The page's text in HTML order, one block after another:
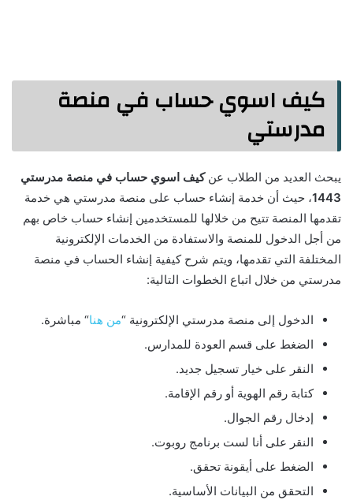
كيف اسوي حساب في منصة
مدرستي
يبحث العديد من الطلاب عنكيف اسوي حساب في منصة مدرستي
1443، حيث أن خدمة إنشاء حساب على منصة مدرستي هي خدمة
تقدمها المنصة تتيح من خلالها للمستخدمين إنشاء حساب خاص بهم
من أجل الدخول للمنصة والاستفادة من الخدمات الإلكترونية
المختلفة التي تقدمها، ويتم شرح كيفية إنشاء الحساب في منصة
مدرستي من خلال اتباع الخطوات التالية:
الدخول إلى منصة مدرستي الإلكترونية “من هنا“ مباشرة.
الضغط على قسم العودة للمدارس.
النقر على خيار تسجيل جديد.
كتابة رقم الهوية أو رقم الإقامة.
إدخال رقم الجوال.
النقر على أنا لست برنامج روبوت.
الضغط على أيقونة تحقق.
التحقق من البيانات الأساسية.